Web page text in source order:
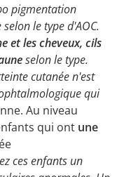
pigmentation
le type d'AOC.
et les cheveux, cils
selon le type.
cutanée n'est
qui
Au niveau
qui ont une
ces enfants un